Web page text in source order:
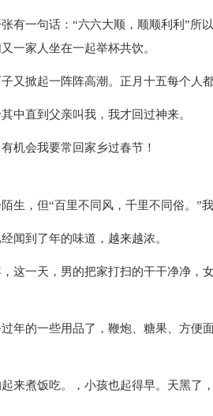
有一句话：“六六大顺，顺顺利利”所
一家人坐在一起举杯共饮。
又掀起一阵阵高潮。正月十五每个人
中直到父亲叫我，我才回过神来。
机会我要常回家乡过春节！
生，但“百里不同风，千里不同俗。”
闻到了年的味道，越来越浓。
这一天，男的把家打扫的干干净净，
年的一些用品了，鞭炮、糖果、方
来煮饭吃。，小孩也起得早。天黑了